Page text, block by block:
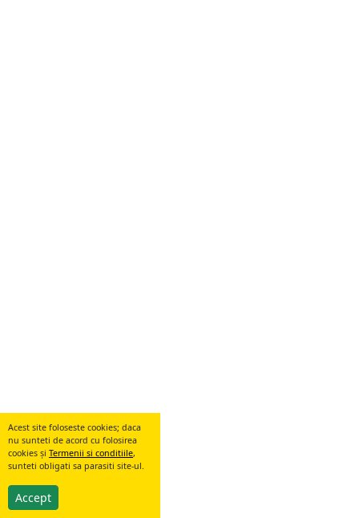
Acest site foloseste cookies; daca
nu sunteti de acord cu folosirea
cookies și Termenii si conditiile,
sunteti obligati sa parasiti site-ul.
Accept